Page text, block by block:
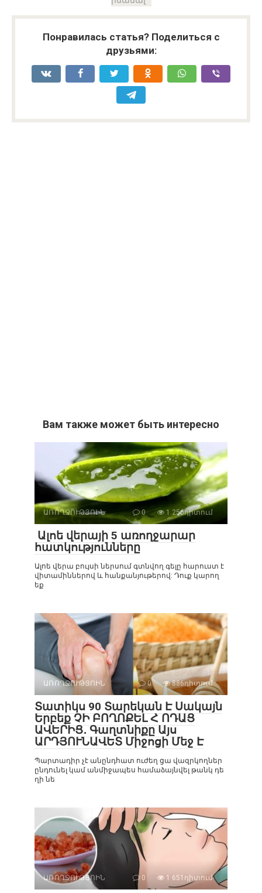
Понравилась статья? Поделиться с
друзьями:
Вам также может быть интересно
ԱՌՈՂՋՈՒԹՅՈԻՆ 0 1 256դիտում
Ալոե վերայի 5 առողջարար
հատկությունները
Ալոե վերա բույսի ներսում գտնվող գելը հարուստ է
վիտամիններով և հանքանյութերով: Դուք կարող
եք
ԱՌՈՂՋՈՒԹՅՈԻՆ 0 886դիտում
Տատիկս 90 Տարեկան Է Սակայն
Երբեք ՉԻ ԲՈՂՈՔԵԼ Հ ՈԴԱՑ
ԱՎԵՐԻՑ․ Գաղտնիքը Այս
ԱՐԴՅՈՒՆԱՎԵՏ Միջոցի Մեջ Է
Պարտադիր չէ անընդհատ ուժեղ ցա վազրկողներ
ընդունել կամ անմիջապես համաձայնվել թանկ դե
ղի նե
ԱՌՈՂՋՈՒԹՅՈԻՆ 0 1 651դիտում